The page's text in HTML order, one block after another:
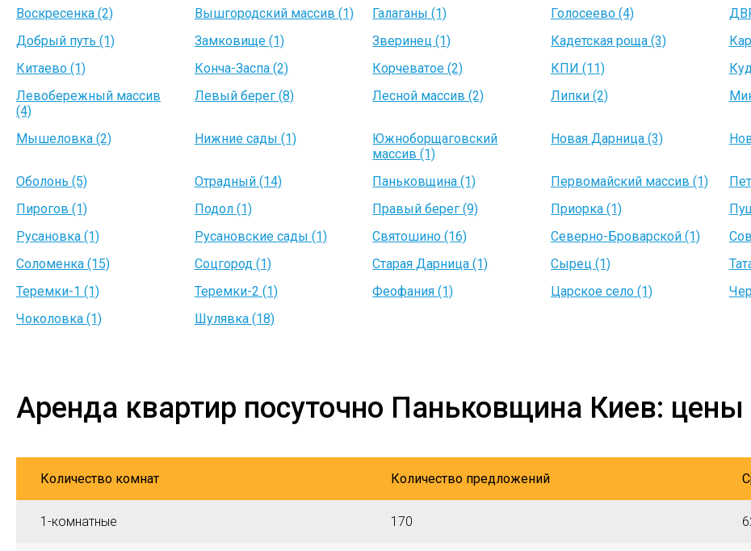
Воскресенка (2)
Вышгородский массив (1) Галаганы (1) Голосеево (4)
Добрый путь (1)
Замковище (1) Зверинец (1) Кадетская роща (3)
Китаево (1)
Конча-Заспа (2) Корчеватое (2) КПИ (11)
Левобережный массив
(4)
Левый берег (8) Лесной массив (2) Липки (2)
Мышеловка (2) Нижние сады (1)
Южноборщаговский
массив (1)
Новая Дарница (3)
Оболонь (5) Отрадный (14) Паньковщина (1) Первомайский массив (1)
Пирогов (1)
Подол (1) Правый берег (9) Приорка (1)
Русановка (1)
Русановские сады (1) Святошино (16) Северно-Броварской (1)
Соломенка (15)
Соцгород (1) Старая Дарница (1) Сырец (1)
Теремки-1 (1)
Теремки-2 (1) Феофания (1) Царское село (1)
Чоколовка (1)
Шулявка (18)
Аренда квартир посуточно Паньковщина Киев: цены
Количество комнат Количество предложений
1-комнатные 170